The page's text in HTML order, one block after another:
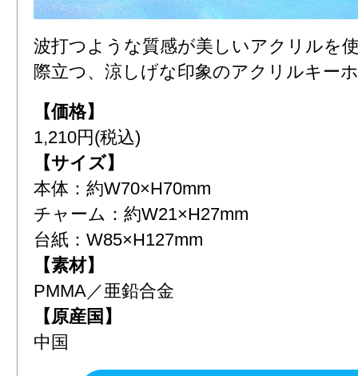
波打つような質感が美しいアクリルを
際立つ、涼しげな印象のアクリルキー
【価格】
1,210円(税込)
【サイズ】
本体：約W70×H70mm
チャーム：約W21×H27mm
台紙：W85×H127mm
【素材】
PMMA／亜鉛合金
【原産国】
中国